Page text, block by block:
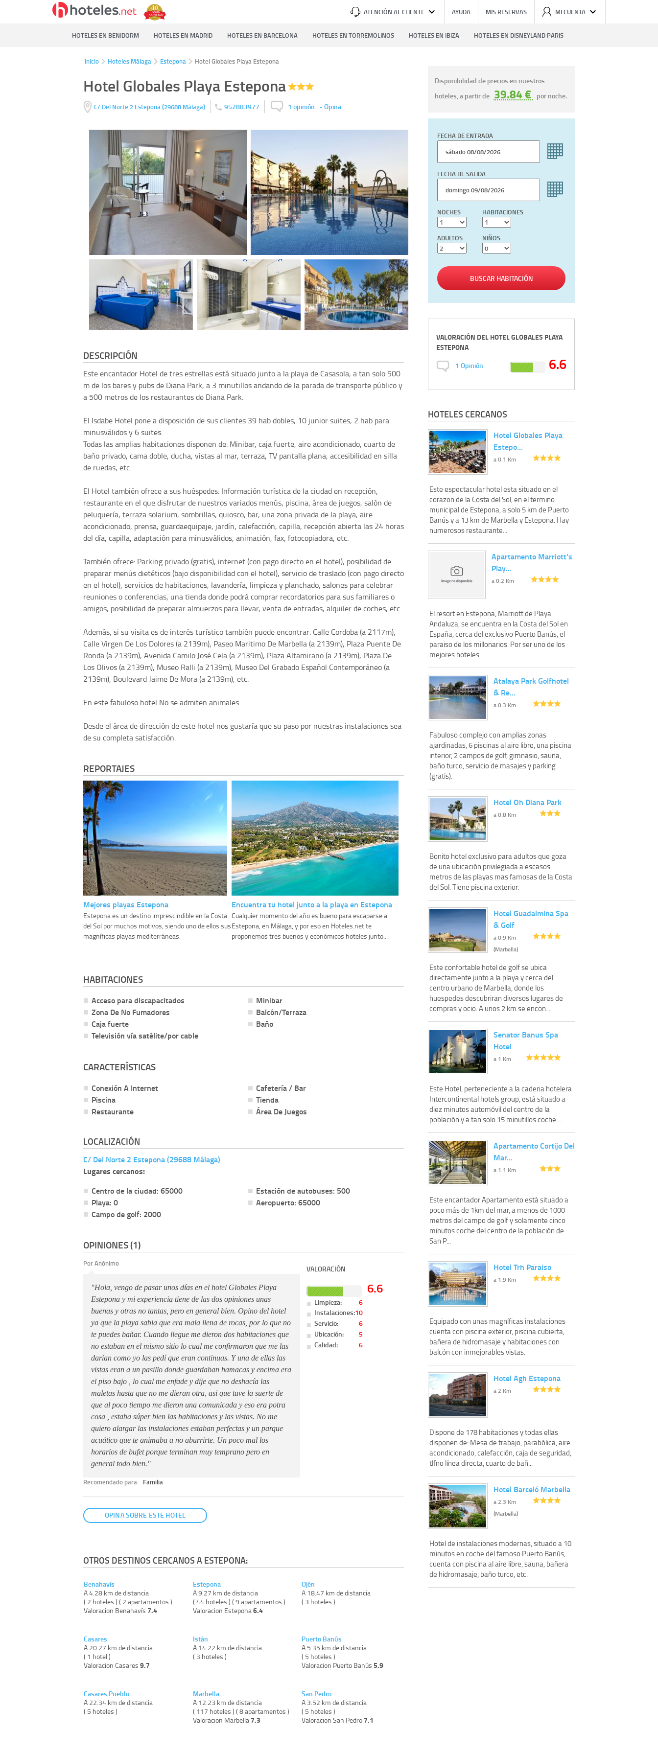
ATENCIÓN AL CLIENTE AYUDA MIS RESERVAS MI CUENTA
HOTELES EN BENIDORM HOTELES EN MADRID HOTELES EN BARCELONA HOTELES EN TORREMOLINOS HOTELES EN IBIZA HOTELES EN DISNEYLAND PARIS
Inicio Hoteles Málaga Estepona Hotel Globales Playa Estepona
Hotel Globales Playa Estepona
C/ Del Norte 2 Estepona(29688 Málaga) 952883977 1 opinión -Opina
DESCRIPCIÓN
Este encantador Hotel de tres estrellas está situado junto a la playa de Casasola, a tan solo 500
m de los bares y pubs de Diana Park, a 3 minutillos andando de la parada de transporte público y
a 500 metros de los restaurantes de Diana Park.
El Isdabe Hotel pone a disposición de sus clientes 39 hab dobles, 10 junior suites, 2 hab para
minusválidos y 6 suites.
Todas las amplias habitaciones disponen de: Minibar, caja fuerte, aire acondicionado, cuarto de
baño privado, cama doble, ducha, vistas al mar, terraza, TV pantalla plana, accesibilidad en silla
de ruedas, etc.
El Hotel también ofrece a sus huéspedes: Información turística de la ciudad en recepción,
restaurante en el que disfrutar de nuestros variados menús, piscina, área de juegos, salón de
peluquería, terraza solarium, sombrillas, quiosco, bar, una zona privada de la playa, aire
acondicionado, prensa, guardaequipaje, jardín, calefacción, capilla, recepción abierta las 24 horas
del día, capilla, adaptación para minusválidos, animación, fax, fotocopiadora, etc.
También ofrece: Parking privado (gratis), internet (con pago directo en el hotel), posibilidad de
preparar menús dietéticos (bajo disponibilidad con el hotel), servicio de traslado (con pago directo
en el hotel), servicios de habitaciones, lavandería, limpieza y planchado, salones para celebrar
reuniones o conferencias, una tienda donde podrá comprar recordatorios para sus familiares o
amigos, posibilidad de preparar almuerzos para llevar, venta de entradas, alquiler de coches, etc.
Además, si su visita es de interés turístico también puede encontrar: Calle Cordoba (a 2117m),
Calle Virgen De Los Dolores (a 2139m), Paseo Maritimo De Marbella (a 2139m), Plaza Puente De
Ronda (a 2139m), Avenida Camilo José Cela (a 2139m), Plaza Altamirano (a 2139m), Plaza De
Los Olivos (a 2139m), Museo Ralli (a 2139m), Museo Del Grabado Español Contemporáneo (a
2139m), Boulevard Jaime De Mora (a 2139m), etc.
En este fabuloso hotel No se admiten animales.
Desde el área de dirección de este hotel nos gustaría que su paso por nuestras instalaciones sea
de su completa satisfacción.
REPORTAJES
Mejores playas Estepona
Estepona es un destino imprescindible en la Costa
del Sol por muchos motivos, siendo uno de ellos sus
magníficas playas mediterráneas.
Encuentra tu hotel junto a la playa en Estepona
Cualquier momento del año es bueno para escaparse a
Estepona, en Málaga, y por eso en Hoteles.net te
proponemos tres buenos y económicos hoteles junto...
HABITACIONES
Acceso para discapacitados
Zona De No Fumadores
Caja fuerte
Televisión vía satélite/por cable
Minibar
Balcón/Terraza
Baño
CARACTERÍSTICAS
Conexión A Internet
Piscina
Restaurante
Cafetería / Bar
Tienda
Área De Juegos
LOCALIZACIÓN
C/ Del Norte 2 Estepona (29688 Málaga)
Lugares cercanos:
Centro de la ciudad: 65000
Playa: 0
Campo de golf: 2000
Estación de autobuses: 500
Aeropuerto: 65000
OPINIONES (1)
Por Anónimo
"Hola, vengo de pasar unos días en el hotel Globales Playa
Estepona y mi experiencia tiene de las dos opiniones unas
buenas y otras no tantas, pero en general bien. Opino del hotel
ya que la playa sabia que era mala llena de rocas, por lo que no
te puedes bañar. Cuando llegue me dieron dos habitaciones que
no estaban en el mismo sitio lo cual me confirmaron que me las
darían como yo las pedí que eran continuas. Y una de ellas las
vistas eran a un pasillo donde guardaban hamacas y encima era
el piso bajo , lo cual me enfade y dije que no deshacía las
maletas hasta que no me dieran otra, asi que tuve la suerte de
que al poco tiempo me dieron una comunicada y eso era potra
cosa , estaba súper bien las habitaciones y las vistas. No me
quiero alargar las instalaciones estaban perfectas y un parque
acuático que te animaba a no aburrirte. Un poco mal los
horarios de bufet porque terminan muy temprano pero en
general todo bien."
Recomendado para: Familia
VALORACIÓN
6.6
Limpieza:
6
Instalaciones:10
Servicio:
6
Ubicación:
5
Calidad:
6
OPINA SOBRE ESTE HOTEL
OTROS DESTINOS CERCANOS A ESTEPONA:
Benahavís
A 4.28 km de distancia
( 2 hoteles ) ( 2 apartamentos )
Valoracion Benahavís 7.4
Casares
A 20.27 km de distancia
( 1 hotel )
Valoracion Casares 9.7
Casares Pueblo
A 22.34 km de distancia
( 5 hoteles )
Estepona
A 9.27 km de distancia
( 44 hoteles ) ( 9 apartamentos )
Valoracion Estepona 6.4
Istán
A 14.22 km de distancia
( 3 hoteles )
Marbella
A 12.23 km de distancia
( 117 hoteles ) ( 8 apartamentos )
Valoracion Marbella 7.3
Ojén
A 18.47 km de distancia
( 3 hoteles )
Puerto Banús
A 5.35 km de distancia
( 5 hoteles )
Valoracion Puerto Banús5.9
San Pedro
A 3.52 km de distancia
( 5 hoteles )
Valoracion San Pedro 7.1
Disponibilidad de precios en nuestros
hoteles, a partir de 39.84 € por noche.
FECHA DE ENTRADA
FECHA DE SALIDA
NOCHES HABITACIONES
ADULTOS NIÑOS
BUSCAR HABITACIÓN
VALORACIÓN DELHOTEL GLOBALES PLAYA
ESTEPONA
1 Opinión 6.6
HOTELES CERCANOS
Hotel Globales Playa
Estepo…
a 0.1 Km
Este espectacular hotel esta situado en el
corazon de la Costa del Sol, en el termino
municipal de Estepona, a solo 5 km de Puerto
Banús y a 13 km de Marbella y Estepona. Hay
numerosos restaurante...
Apartamento Marriott's
Play…
a 0.2 Km
El resort en Estepona, Marriott de Playa
Andaluza, se encuentra en la Costa del Sol en
España, cerca del exclusivo Puerto Banús, el
paraiso de los millonarios. Por ser uno de los
mejores hoteles ...
Atalaya Park Golfhotel
& Re…
a 0.3 Km
Fabuloso complejo con amplias zonas
ajardinadas, 6 piscinas al aire libre, una piscina
interior, 2 campos de golf, gimnasio, sauna,
baño turco, servicio de masajes y parking
(gratis).
Hotel Oh Diana Park
a 0.8 Km
Bonito hotel exclusivo para adultos que goza
de una ubicación privilegiada a escasos
metros de las playas mas famosas de la Costa
del Sol. Tiene piscina exterior.
Hotel Guadalmina Spa
& Golf
a 0.9 Km
(Marbella)
Este confortable hotel de golf se ubica
directamente junto a la playa y cerca del
centro urbano de Marbella, donde los
huespedes descubriran diversos lugares de
compras y ocio. A unos 2 km se encon...
Senator Banus Spa
Hotel
a 1 Km
Este Hotel, perteneciente a la cadena hotelera
Intercontinental hotels group, está situado a
diez minutos automóvil del centro de la
población y a tan solo 15 minutillos coche ...
Apartamento Cortijo Del
Mar…
a 1.1 Km
Este encantador Apartamento está situado a
poco más de 1km del mar, a menos de 1000
metros del campo de golf y solamente cinco
minutos coche del centro de la población de
San P...
Hotel Trh Paraiso
a 1.9 Km
Equipado con unas magníficas instalaciones
cuenta con piscina exterior, piscina cubierta,
bañera de hidromasaje y habitaciones con
balcón con inmejorables vistas.
Hotel Agh Estepona
a 2 Km
Dispone de 178 habitaciones y todas ellas
disponen de: Mesa de trabajo, parabólica, aire
acondicionado, calefacción, caja de seguridad,
tlfno línea directa, cuarto de bañ...
Hotel Barceló Marbella
a 2.3 Km
(Marbella)
Hotel de instalaciones modernas, situado a 10
minutos en coche del famoso Puerto Banús,
cuenta con piscina al aire libre, sauna, bañera
de hidromasaje, baño turco, etc.